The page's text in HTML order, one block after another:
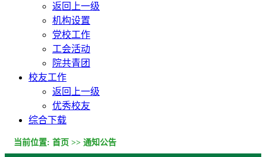
返回上一级
机构设置
党校工作
工会活动
院共青团
校友工作
返回上一级
优秀校友
综合下载
当前位置: 首页 >> 通知公告